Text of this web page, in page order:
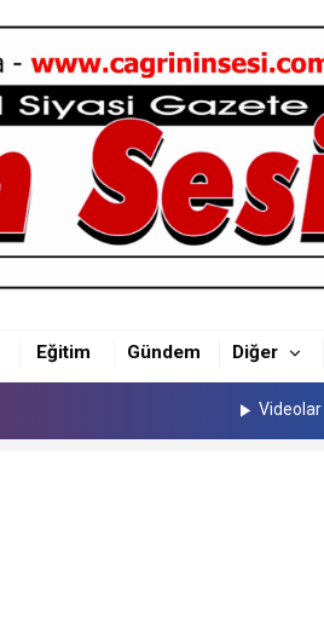
Eğitim Gündem Diğer
Videolar